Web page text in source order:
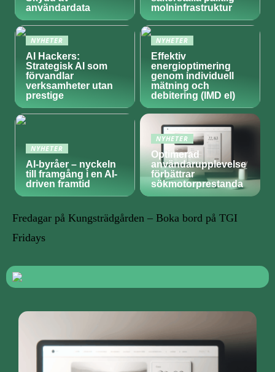
användardata
molninfrastruktur
NYHETER
AI Hackers:
Strategisk AI som
förvandlar
verksamheter utan
prestige
NYHETER
Effektiv
energioptimering
genom individuell
mätning och
debitering (IMD el)
NYHETER
AI-byråer – nyckeln
till framgång i en AI-
driven framtid
NYHETER
Optimerad
användarupplevelse
förbättrar
sökmotorprestanda
Fredagar på Kungsträdgården – Boka bord på TGI
Fridays